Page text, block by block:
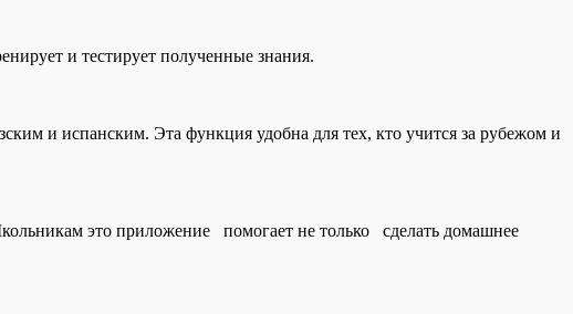
и тестирует полученные знания.
и испанским. Эта функция удобна для тех, кто учится за рубежом и
это приложение помогает не только сделать домашнее